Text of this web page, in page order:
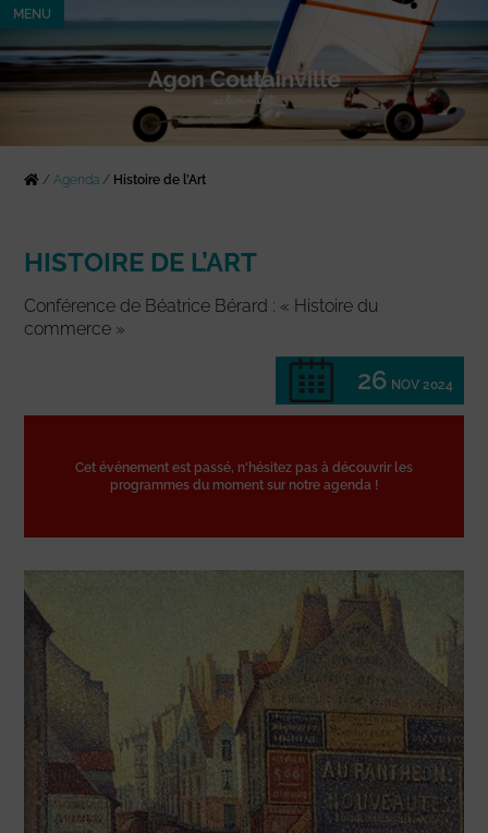
MENU
/Agenda / Histoire de l’Art
HISTOIRE DE L’ART
Conférence de Béatrice Bérard : « Histoire du
commerce »
26 NOV 2024
Cet événement est passé, n'hésitez pas à découvrir les
programmes du moment sur notre agenda !